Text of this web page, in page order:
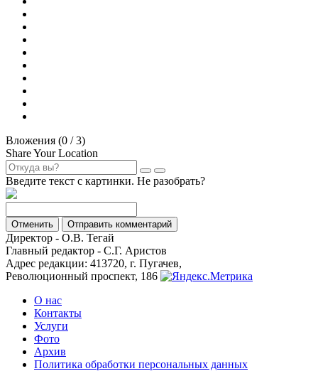
Вложения (0 / 3)
Share Your Location
Введите текст с картинки. Не разобрать?
Отменить Отправить комментарий
Директор - О.В. Тегай
Главный редактор - С.Г. Аристов
Адрес редакции: 413720, г. Пугачев,
Революционный проспект, 186
О нас
Контакты
Услуги
Фото
Архив
Политика обработки персональных данных